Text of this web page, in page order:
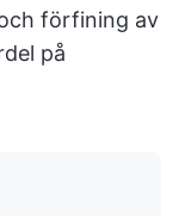
förfining av
på